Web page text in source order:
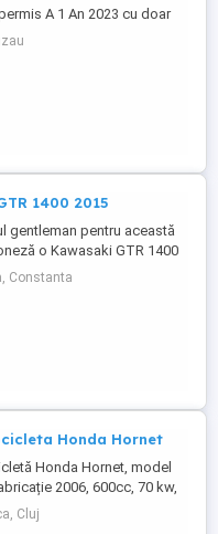
A 1 An 2023 cu doar
impecabila , fara cazaturi
in noiembrie 2027 Revizii
in service autorizat
1400 2015
gentleman pentru această
o Kawasaki GTR 1400
priviri și iubește
răsfățată, întreținută la
cu respect. O dau doar
Constanta
Honda Hornet
Honda Hornet, model
2006, 600cc, 70 kw,
tehnică valabilă până în
1900 euro
Cluj